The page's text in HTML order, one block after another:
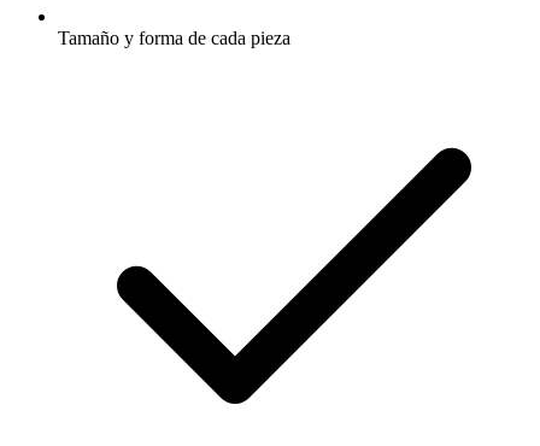
Tamaño y forma de cada pieza